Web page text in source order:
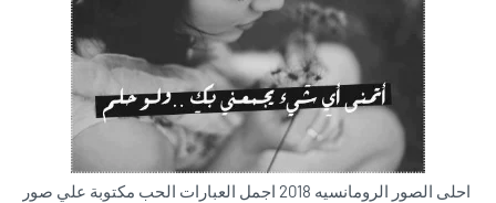
احلى الصور الرومانسيه 2018 اجمل العبارات الحب مكتوبة علي صور